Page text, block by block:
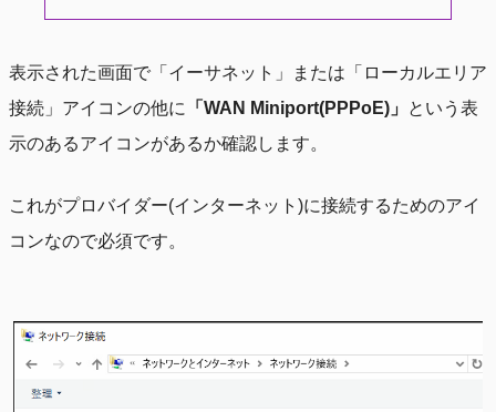
表示された画面で「イーサネット」または「ローカルエリア
接続」アイコンの他に
「WAN Miniport(PPPoE)」 という表
示のあるアイコンがあるか確認します。
これがプロバイダー(インターネット)に接続するためのアイ
コンなので必須です。